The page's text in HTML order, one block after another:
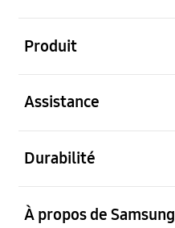
Produit
Assistance
Durabilité
À propos de Samsung